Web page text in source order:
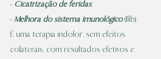
- Cicatrização de feridas;
- Melhora do sistema imunológico(Ilib).
É uma terapia indolor, sem efeitos
colaterais, com resultados efetivos e